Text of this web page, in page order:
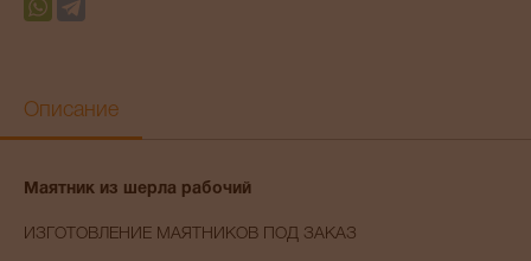
Описание
Маятник из шерла рабочий
ИЗГОТОВЛЕНИЕ МАЯТНИКОВ ПОД ЗАКАЗ